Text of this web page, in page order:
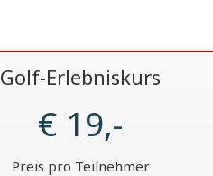
Golf-Erlebniskurs
€ 19,-
Preis pro Teilnehmer